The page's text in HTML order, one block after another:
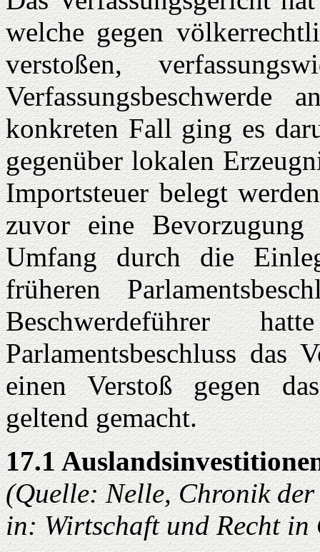
welche gegen
verstoßen,
konkreten Fall ging es
gegenüber lokalen
Importsteuer belegt
zuvor eine
Umfang durch die
früheren
Beschwerdeführer
Parlamentsbeschluss das
einen Verstoß gegen
geltend gemacht.
17.1
(Quelle: Nelle, Chronik
in: Wirtschaft und Recht in